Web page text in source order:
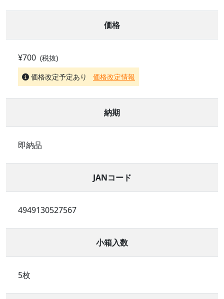
価格
¥700 (税抜)
価格改定予定あり
価格改定情報
納期
即納品
JANコード
4949130527567
小箱入数
5枚